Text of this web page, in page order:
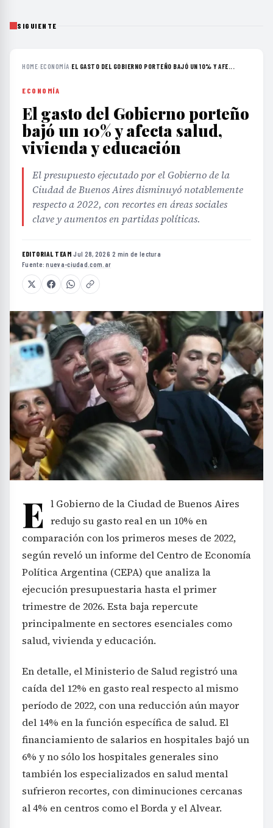
SIGUIENTE
HOME›ECONOMÍA›EL GASTO DEL GOBIERNO PORTEÑO BAJÓ UN 10% Y AFE...
ECONOMÍA
El gasto del Gobierno porteño
bajó un 10% y afecta salud,
vivienda y educación
El presupuesto ejecutado por el Gobierno de la
Ciudad de Buenos Aires disminuyó notablemente
respecto a 2022, con recortes en áreas sociales
clave y aumentos en partidas políticas.
EDITORIAL TEAM·Jul 28, 2026·2 min de lectura·
Fuente:nueva-ciudad.com.ar
E l Gobierno de la Ciudad de Buenos Aires
redujo su gasto real en un 10% en
comparación con los primeros meses de 2022,
según reveló un informe del Centro de Economía
Política Argentina (CEPA) que analiza la
ejecución presupuestaria hasta el primer
trimestre de 2026. Esta baja repercute
principalmente en sectores esenciales como
salud, vivienda y educación.
En detalle, el Ministerio de Salud registró una
caída del 12% en gasto real respecto al mismo
período de 2022, con una reducción aún mayor
del 14% en la función específica de salud. El
financiamiento de salarios en hospitales bajó un
6% y no sólo los hospitales generales sino
también los especializados en salud mental
sufrieron recortes, con diminuciones cercanas
al 4% en centros como el Borda y el Alvear.